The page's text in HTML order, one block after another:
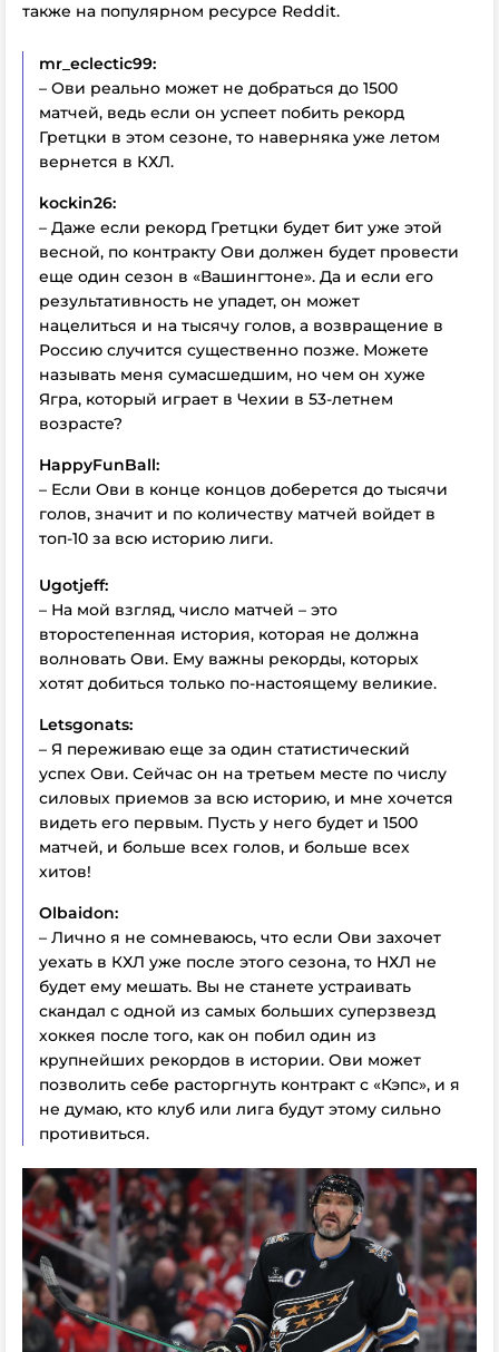
также на популярном ресурсе Reddit.
mr_eclectic99:
– Ови реально может не добраться до 1500
матчей, ведь если он успеет побить рекорд
Гретцки в этом сезоне, то наверняка уже летом
вернется в КХЛ.
kockin26:
– Даже если рекорд Гретцки будет бит уже этой
весной, по контракту Ови должен будет провести
еще один сезон в «Вашингтоне». Да и если его
результативность не упадет, он может
нацелиться и на тысячу голов, а возвращение в
Россию случится существенно позже. Можете
называть меня сумасшедшим, но чем он хуже
Ягра, который играет в Чехии в 53-летнем
возрасте?
HappyFunBall:
– Если Ови в конце концов доберется до тысячи
голов, значит и по количеству матчей войдет в
топ-10 за всю историю лиги.
Ugotjeff:
– На мой взгляд, число матчей – это
второстепенная история, которая не должна
волновать Ови. Ему важны рекорды, которых
хотят добиться только по-настоящему великие.
Letsgonats:
– Я переживаю еще за один статистический
успех Ови. Сейчас он на третьем месте по числу
силовых приемов за всю историю, и мне хочется
видеть его первым. Пусть у него будет и 1500
матчей, и больше всех голов, и больше всех
хитов!
Olbaidon:
– Лично я не сомневаюсь, что если Ови захочет
уехать в КХЛ уже после этого сезона, то НХЛ не
будет ему мешать. Вы не станете устраивать
скандал с одной из самых больших суперзвезд
хоккея после того, как он побил один из
крупнейших рекордов в истории. Ови может
позволить себе расторгнуть контракт с «Кэпс», и я
не думаю, кто клуб или лига будут этому сильно
противиться.